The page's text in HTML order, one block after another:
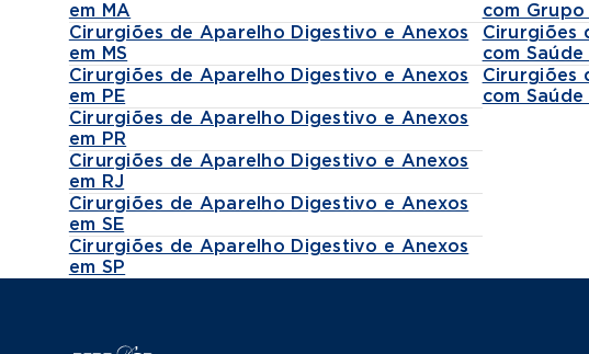
em MA
Cirurgiões de Aparelho Digestivo e Anexos
em MS
Cirurgiões de Aparelho Digestivo e Anexos
em PE
Cirurgiões de Aparelho Digestivo e Anexos
em PR
Cirurgiões de Aparelho Digestivo e Anexos
em RJ
Cirurgiões de Aparelho Digestivo e Anexos
em SE
Cirurgiões de Aparelho Digestivo e Anexos
em SP
com Grupo
Cirurgiões
com Saúde
Cirurgiões
com